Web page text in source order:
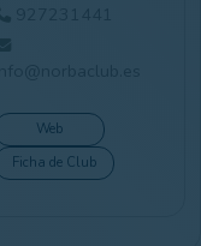
Web
Ficha de Club